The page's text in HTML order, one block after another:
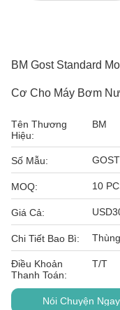
BM Gost Standard
Cơ Cho Máy Bơm
Tên Thương
Hiệu:
BM
Số Mẫu: GOST
MOQ: 10
Giá Cả:
Chi Tiết Bao Bì:
Điều Khoản
Thanh Toán:
T/T
Nói Chuyện Ngay.